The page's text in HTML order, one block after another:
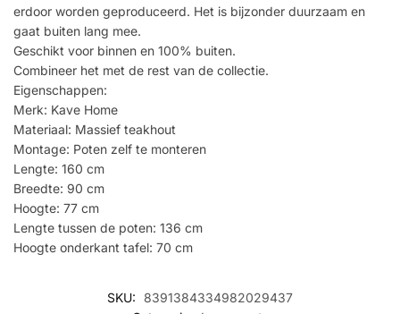
erdoor worden geproduceerd. Het is bijzonder duurzaam en
gaat buiten lang mee.
Geschikt voor binnen en 100% buiten.
Combineer het met de rest van de collectie.
Eigenschappen:
Merk: Kave Home
Materiaal: Massief teakhout
Montage: Poten zelf te monteren
Lengte: 160 cm
Breedte: 90 cm
Hoogte: 77 cm
Lengte tussen de poten: 136 cm
Hoogte onderkant tafel: 70 cm
SKU:
8391384334982029437